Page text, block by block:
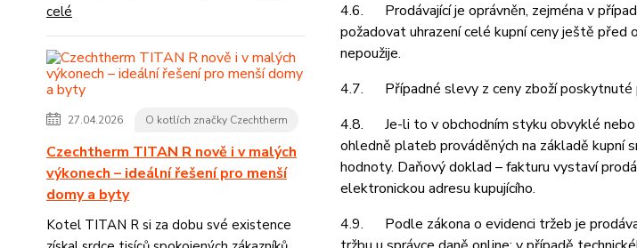
celé
27.04.2026 O kotlích značky Czechtherm
Czechtherm TITAN R nově i v malých
výkonech – ideální řešení pro menší
domy a byty
Kotel TITAN R si za dobu své existence
4.6. Prodávající je oprávněn, zejména v
požadovat uhrazení celé kupní ceny ještě před
nepoužije.
4.7. Případné slevy z ceny zboží poskytnuté
4.8. Je-li to v obchodním styku obvyklé nebo
ohledně plateb prováděných na základě kupní
hodnoty. Daňový doklad – fakturu vystaví
elektronickou adresu kupujícího.
4.9. Podle zákona o evidenci tržeb je